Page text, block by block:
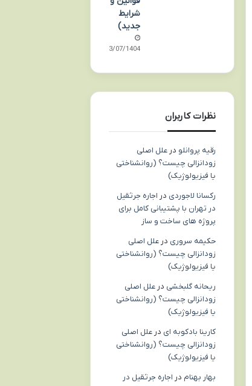
شرایط
جدید)
23/07/1404
نظرات کاربران
رقیه پروانلو در علل اصلی
زودانزالی چیست؟ (روانشناختی
یا فیزیولوژیک)
رکسانا لاجوردی در اجاره جرثقیل
در تهران با پشتیبانی کامل برای
پروژه های ساخت و ساز
حکیمه سروری در علل اصلی
زودانزالی چیست؟ (روانشناختی
یا فیزیولوژیک)
ریحانه گلبخشی در علل اصلی
زودانزالی چیست؟ (روانشناختی
یا فیزیولوژیک)
کارینا بادکوبه ای در علل اصلی
زودانزالی چیست؟ (روانشناختی
یا فیزیولوژیک)
بهار بهنام در اجاره جرثقیل در